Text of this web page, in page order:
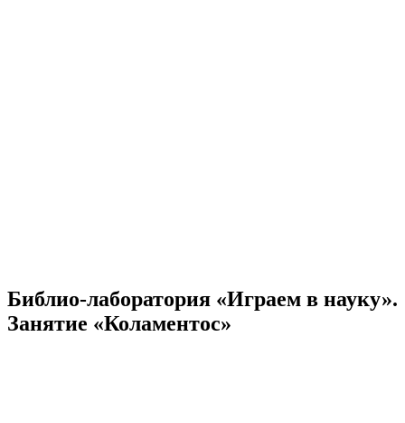
Библио-лаборатория «Играем в науку».
Занятие «Коламентос»